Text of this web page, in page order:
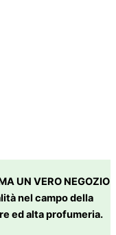
UN VERO NEGOZIO
nel campo della
ed alta profumeria.